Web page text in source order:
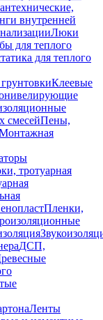
внутренней
Люки
для теплого
для теплого
Клеевые
смесейПены,
тротуарная
Пленки,
ДСП,
Ленты